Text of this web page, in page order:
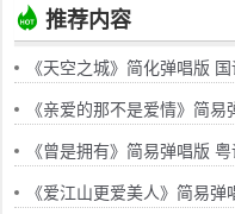
推荐内容
《天空之城》简化弹唱版
《亲爱的那不是爱情》简
《曾是拥有》简易弹唱版
《爱江山更爱美人》简易